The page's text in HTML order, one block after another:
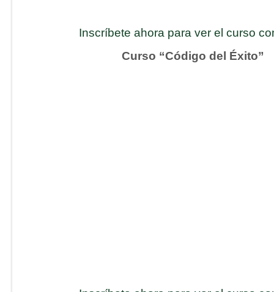
Inscríbete ahora para ver el curso
Curso “Código del Éxito”